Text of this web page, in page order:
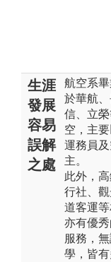
生涯
發展
容易
誤解
之處
航空系
於華航
信、立
空，主
運務員
主。
此外，
行社、
道客運等
亦有優
服務，
學，皆有